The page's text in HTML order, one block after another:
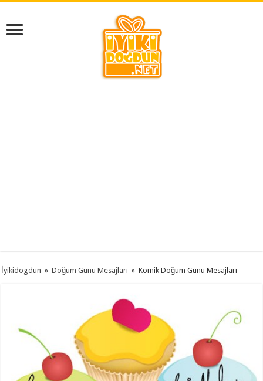
İyikidogdun » Doğum Günü Mesajları » Komik Doğum Günü Mesajları